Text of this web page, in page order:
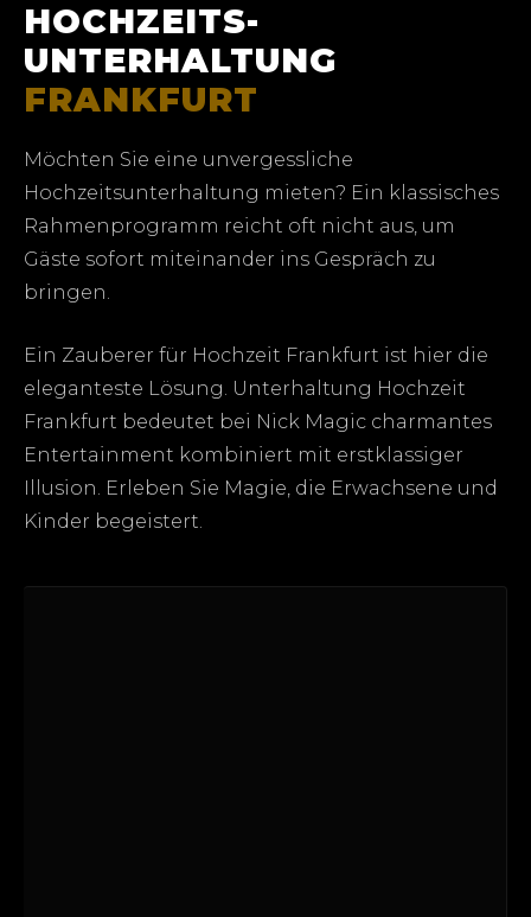
HOCHZEITS­
UNTERHALTUNG
FRANKFURT
Möchten Sie eine unvergessliche
Hochzeitsunterhaltung mieten? Ein klassisches
Rahmenprogramm reicht oft nicht aus, um
Gäste sofort miteinander ins Gespräch zu
bringen.
Ein Zauberer für Hochzeit Frankfurt ist hier die
eleganteste Lösung. Unterhaltung Hochzeit
Frankfurt bedeutet bei Nick Magic charmantes
Entertainment kombiniert mit erstklassiger
Illusion. Erleben Sie Magie, die Erwachsene und
Kinder begeistert.